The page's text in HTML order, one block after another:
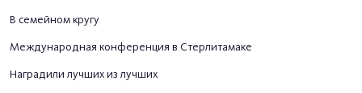
В семейном кругу
Международная конференция в Стерлитамаке
Наградили лучших из лучших